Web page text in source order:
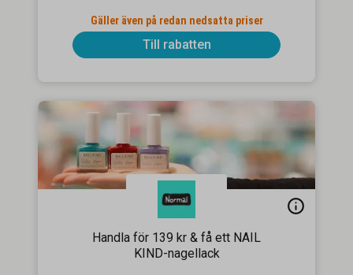
Gäller även på redan nedsatta priser
Till rabatten
Handla för 139 kr & få ett NAIL
KIND-nagellack